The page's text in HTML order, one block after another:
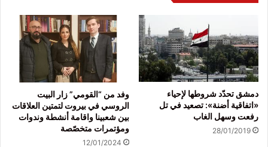
دمشق تحدّد شروطها لإحياء
«اتفاقية أضنة»: تصعيد في تل
رفعت وسهل الغاب
28/01/2019
وفد من “القومي” زار البيت
الروسي في بيروت لتمتين العلاقات
بين شعبينا واقامة أنشطة وندوات
ومؤتمرات متخصّصة
12/01/2024